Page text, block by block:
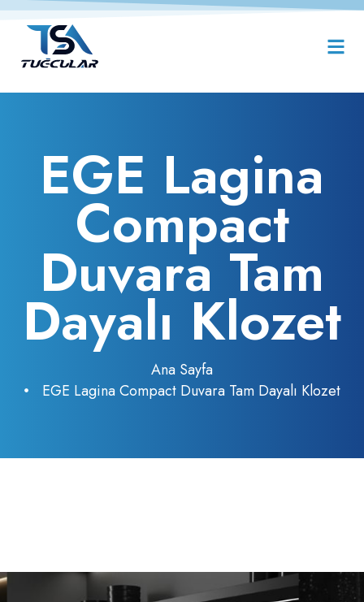
EGE Lagina
Compact
Duvara Tam
Dayalı Klozet
Ana Sayfa
EGE Lagina Compact Duvara Tam Dayalı Klozet